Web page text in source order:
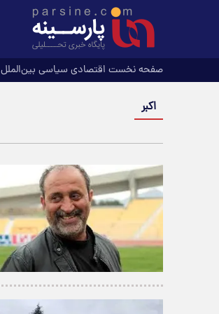
صفحه نخست اقتصادی سیاسی بین‌الملل
اکبر